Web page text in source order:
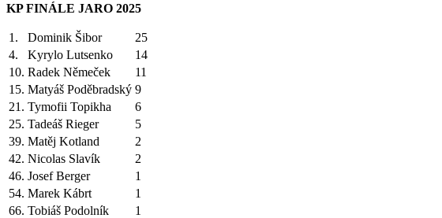
KP FINÁLE JARO 2025
1. Dominik Šibor
25
4.
Kyrylo Lutsenko
14
10. Radek Němeček
11
15. Matyáš Poděbradský 9
21. Tymofii Topikha
6
25. Tadeáš Rieger
5
39. Matěj Kotland
2
42. Nicolas Slavík
2
46. Josef Berger
1
54. Marek Kábrt
1
66. Tobiáš Podolník
1